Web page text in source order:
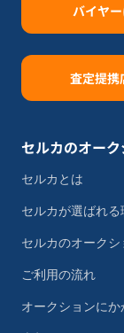
バイヤ
査定提携
セルカのオー
セルカとは
セルカが選ばれる
セルカのオーク
ご利用の流れ
オークションに